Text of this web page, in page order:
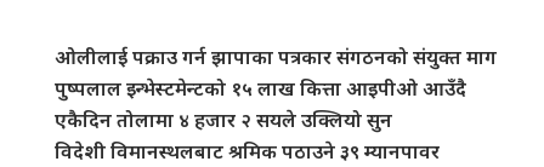
ओलीलाई पक्राउ गर्न झापाका पत्रकार संगठनको संयुक्त माग
पुष्पलाल इन्भेस्टमेन्टको १५ लाख कित्ता आइपीओ आउँदै
एकैदिन तोलामा ४ हजार २ सयले उक्लियो सुन
विदेशी विमानस्थलबाट श्रमिक पठाउने ३९ म्यानपावर